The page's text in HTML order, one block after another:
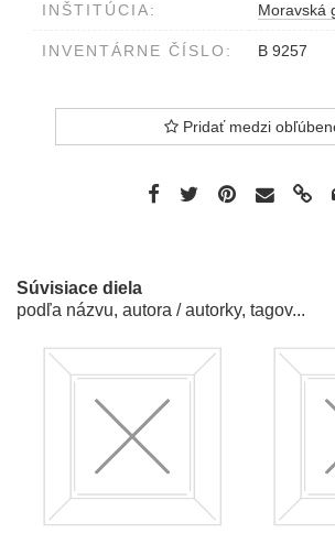
INŠTITÚCIA: Moravská
INVENTÁRNE ČÍSLO: B 9257
Pridať medzi
Súvisiace diela
podľa názvu, autora / autorky, tagov...